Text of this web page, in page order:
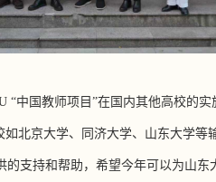
“中国教师项目 ”在国内其他高校的
北京大学、同济大学、山东大学等
支持和帮助，希望今年可以为山东